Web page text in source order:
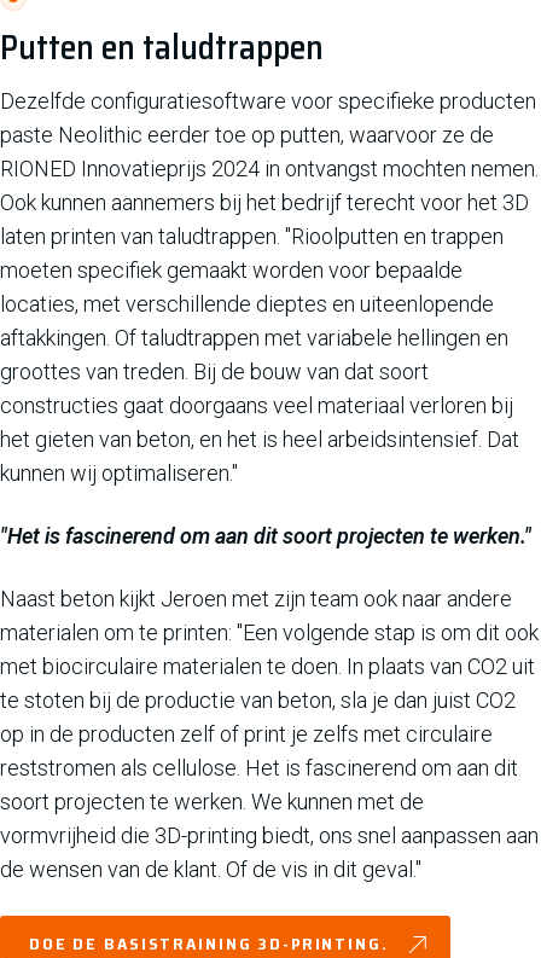
Putten en taludtrappen
Dezelfde configuratiesoftware voor specifieke producten
paste Neolithic eerder toe op putten, waarvoor ze de
RIONED Innovatieprijs 2024 in ontvangst mochten nemen.
Ook kunnen aannemers bij het bedrijf terecht voor het 3D
laten printen van taludtrappen. "Rioolputten en trappen
moeten specifiek gemaakt worden voor bepaalde
locaties, met verschillende dieptes en uiteenlopende
aftakkingen. Of taludtrappen met variabele hellingen en
groottes van treden. Bij de bouw van dat soort
constructies gaat doorgaans veel materiaal verloren bij
het gieten van beton, en het is heel arbeidsintensief. Dat
kunnen wij optimaliseren."
"Het is fascinerend om aan dit soort projecten te werken."
Naast beton kijkt Jeroen met zijn team ook naar andere
materialen om te printen: "Een volgende stap is om dit ook
met biocirculaire materialen te doen. In plaats van CO2 uit
te stoten bij de productie van beton, sla je dan juist CO2
op in de producten zelf of print je zelfs met circulaire
reststromen als cellulose. Het is fascinerend om aan dit
soort projecten te werken. We kunnen met de
vormvrijheid die 3D-printing biedt, ons snel aanpassen aan
de wensen van de klant. Of de vis in dit geval."
DOE DE BASISTRAINING 3D-PRINTING.